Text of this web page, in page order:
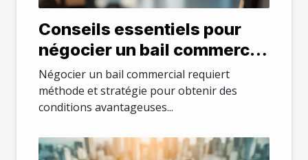
Conseils essentiels pour
négocier un bail commercial
efficacement
Négocier un bail commercial requiert
méthode et stratégie pour obtenir des
conditions avantageuses...